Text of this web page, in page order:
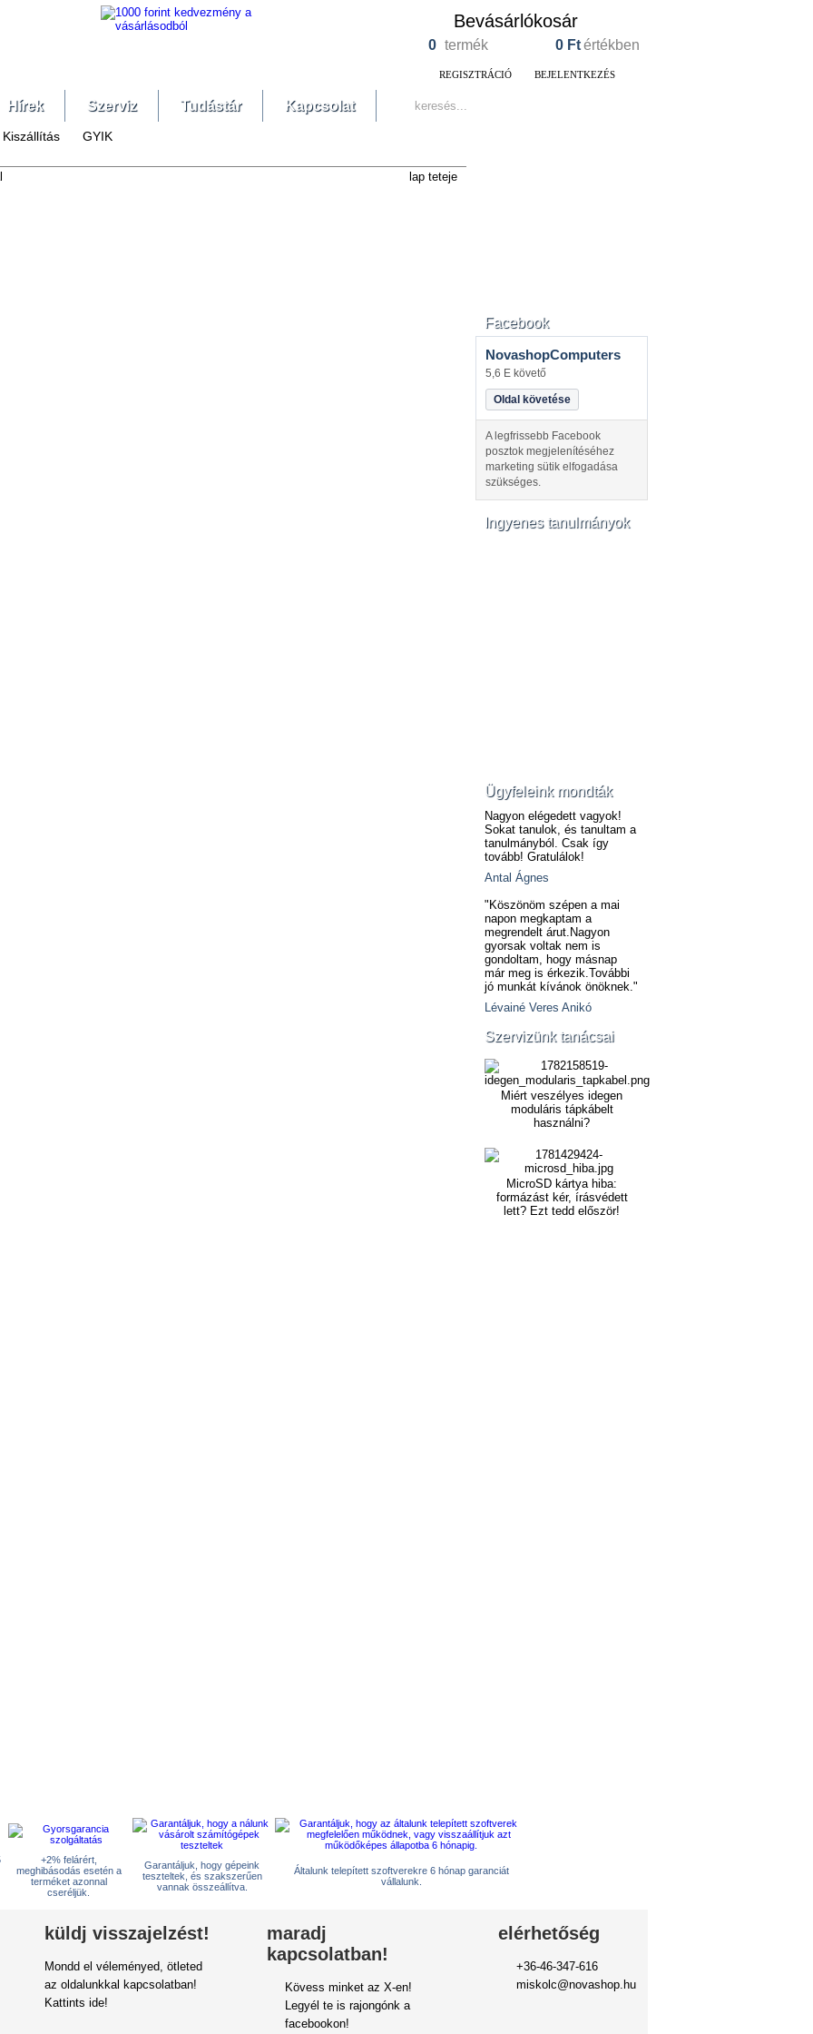
Bevásárlókosár
0 termék 0 Ftértékben
REGISZTRÁCIÓ BEJELENTKEZÉS
Hírek Szerviz Tudástár Kapcsolat
Kiszállítás GYIK
lap teteje
Facebook
NovashopComputers
5,6 E követő
Oldal követése
A legfrissebb Facebook
posztok megjelenítéséhez
marketing sütik elfogadása
szükséges.
Ingyenes tanulmányok
Ügyfeleink mondták
Nagyon elégedett vagyok!
Sokat tanulok, és tanultam a
tanulmányból. Csak így
tovább! Gratulálok!
Antal Ágnes
"Köszönöm szépen a mai
napon megkaptam a
megrendelt árut.Nagyon
gyorsak voltak nem is
gondoltam, hogy másnap
már meg is érkezik.További
jó munkát kívánok önöknek."
Lévainé Veres Anikó
Szervizünk tanácsai
Miért veszélyes idegen
moduláris tápkábelt
használni?
MicroSD kártya hiba:
formázást kér, írásvédett
lett? Ezt tedd először!
+2% felárért,
meghibásodás esetén a
terméket azonnal
cseréljük.
Garantáljuk, hogy gépeink
teszteltek, és szakszerűen
vannak összeállítva.
Általunk telepített szoftverekre 6 hónap garanciát
vállalunk.
küldj visszajelzést!
Mondd el véleményed, ötleted
az oldalunkkal kapcsolatban!
Kattints ide!
maradj
kapcsolatban!
Kövess minket az X-en!
Legyél te is rajongónk a
facebookon!
elérhetőség
+36-46-347-616
miskolc@novashop.hu